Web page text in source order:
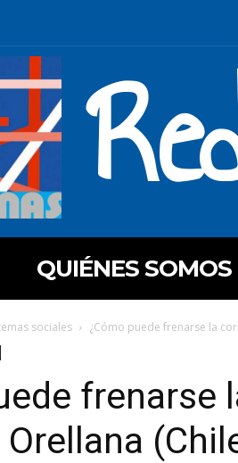
QUIÉNES SOMOS
sociales ¿Cómo puede frenarse la
frenarse